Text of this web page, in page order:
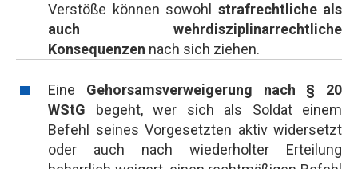
Verstöße können sowohl strafrechtliche als
auch wehrdisziplinarrechtliche
Konsequenzen nach sich ziehen.
Eine Gehorsamsverweigerung nach § 20
WStG begeht, wer sich als Soldat einem
Befehl seines Vorgesetzten aktiv widersetzt
oder auch nach wiederholter Erteilung